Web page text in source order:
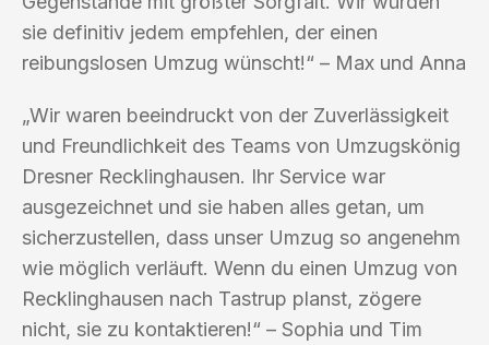
sie definitiv jedem empfehlen, der einen
reibungslosen Umzug wünscht!“ – Max und Anna
„Wir waren beeindruckt von der Zuverlässigkeit
und Freundlichkeit des Teams von Umzugskönig
Dresner Recklinghausen. Ihr Service war
ausgezeichnet und sie haben alles getan, um
sicherzustellen, dass unser Umzug so angenehm
wie möglich verläuft. Wenn du einen Umzug von
Recklinghausen nach Tastrup planst, zögere
nicht, sie zu kontaktieren!“ – Sophia und Tim